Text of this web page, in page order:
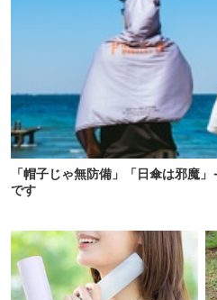
「帽子じゃ無防備」「日傘は邪魔
です